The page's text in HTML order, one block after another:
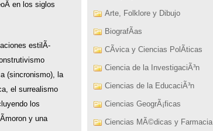
en los siglos
estilÃ­
(sincronismo), la
el surrealismo
los
y una
Arte, Folklore y Dibujo
BiografÃ­as
CÃ­vica y Ciencias PolÃ­ticas
Ciencia de la InvestigaciÃ³n
Ciencias de la EducaciÃ³n
Ciencias GeogrÃ¡ficas
Ciencias MÃ©dicas y Farmacia